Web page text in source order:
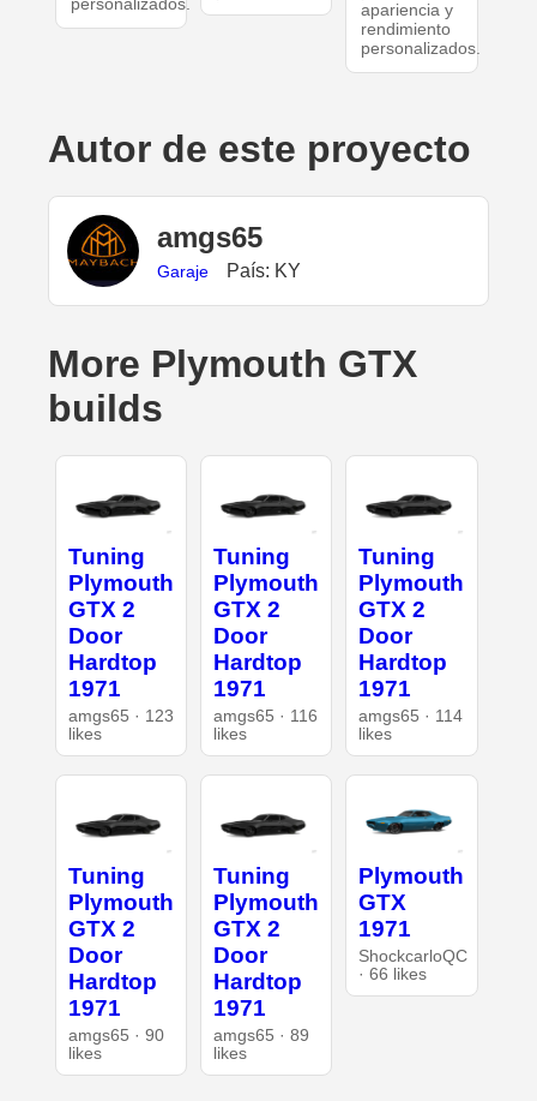
apariencia y
rendimiento
personalizados.
Autor de este proyecto
amgs65
Garaje País: KY
More Plymouth GTX
builds
Tuning
Plymouth
GTX 2
Door
Hardtop
1971
amgs65 · 123
likes
Tuning
Plymouth
GTX 2
Door
Hardtop
1971
amgs65 · 116
likes
Tuning
Plymouth
GTX 2
Door
Hardtop
1971
amgs65 · 114
likes
Tuning
Plymouth
GTX 2
Door
Hardtop
1971
amgs65 · 90
likes
Tuning
Plymouth
GTX 2
Door
Hardtop
1971
amgs65 · 89
likes
Plymouth
GTX
1971
ShockcarloQC
· 66 likes